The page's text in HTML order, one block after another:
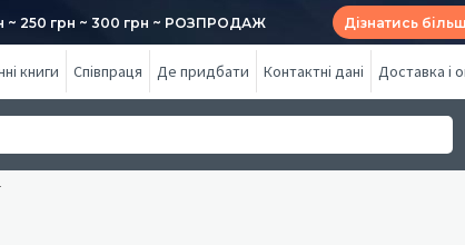
~ 250 грн ~ 300 грн ~ РОЗПРОДАЖ Дізнатись
книги Співпраця Де придбати Контактні дані Доставка і